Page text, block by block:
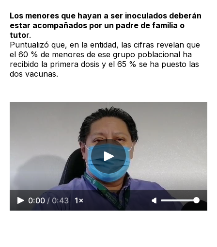
Los menores que hayan a ser inoculados deberán
estar acompañados por un padre de familia o
tutor.
Puntualizó que, en la entidad, las cifras revelan que
el 60 % de menores de ese grupo poblacional ha
recibido la primera dosis y el 65 % se ha puesto las
dos vacunas.
0:00 / 0:43 1×